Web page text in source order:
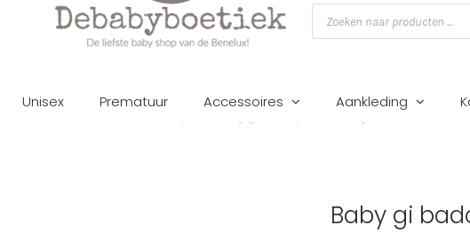
Producten
zoeken
Unisex Prematuur Accessoires Aankleding
Baby gi